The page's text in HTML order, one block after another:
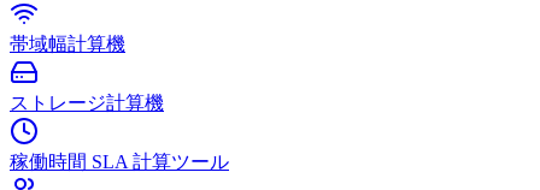
帯域幅計算機
ストレージ計算機
稼働時間 SLA 計算ツール